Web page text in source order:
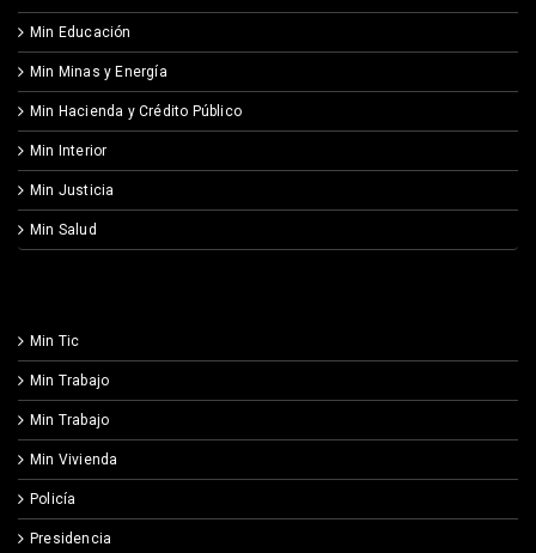
Min Educación
Min Minas y Energía
Min Hacienda y Crédito Público
Min Interior
Min Justicia
Min Salud
Min Tic
Min Trabajo
Min Trabajo
Min Vivienda
Policía
Presidencia